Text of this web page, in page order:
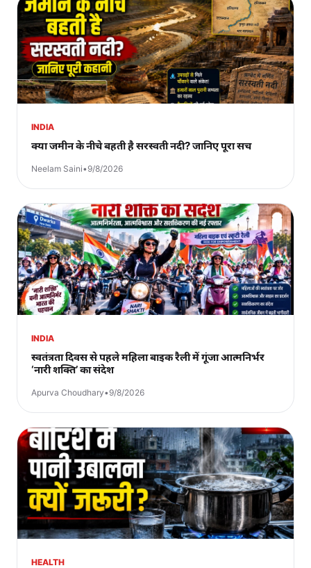
INDIA
क्या जमीन के नीचे बहती है सरस्वती नदी? जानिए पूरा सच
Neelam Saini•9/8/2026
INDIA
स्वतंत्रता दिवस से पहले महिला बाइक रैली में गूंजा आत्मनिर्भर
‘नारी शक्ति’ का संदेश
Apurva Choudhary•9/8/2026
HEALTH